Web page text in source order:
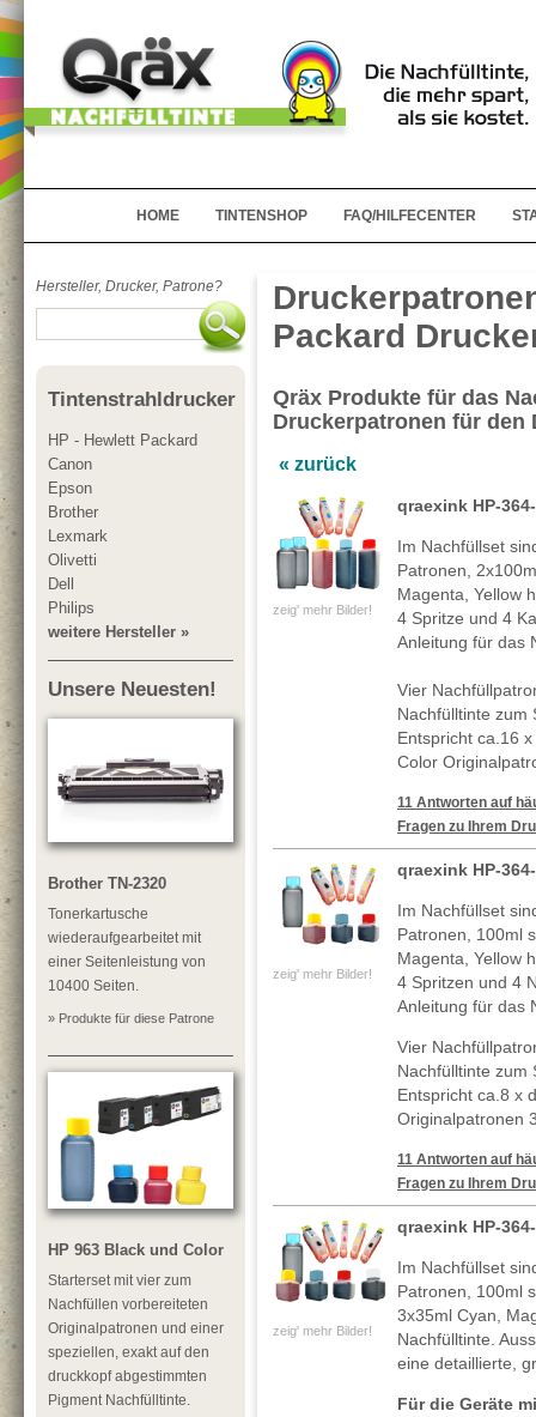
HOME TINTENSHOP FAQ/HILFECENTER
Hersteller, Drucker, Patrone?
Tintenstrahldrucker
HP - Hewlett Packard
Canon
Epson
Brother
Lexmark
Olivetti
Dell
Philips
weitere Hersteller »
Unsere Neuesten!
Brother TN-2320
Tonerkartusche
wiederaufgearbeitet mit
einer Seitenleistung von
10400 Seiten.
» Produkte für diese Patrone
HP 963 Black und Color
Starterset mit vier zum
Nachfüllen vorbereiteten
Originalpatronen und einer
speziellen, exakt auf den
druckkopf abgestimmten
Pigment Nachfülltinte.
Packard
Qräx Produkte für das
Druckerpatronen für den
« zurück
zeig' mehr Bilder!
qraexink HP-
Im Nachfüllset
Patronen,
Magenta, Yellow
4 Spritze und 4
Anleitung für das
Vier
Nachfülltinte zum
Entspricht ca.16
Color
11 Antworten auf
Fragen zu Ihrem
zeig' mehr Bilder!
qraexink HP-
Im Nachfüllset
Patronen, 100ml
Magenta, Yellow
4 Spritzen und 4
Anleitung für das
Vier
Nachfülltinte zum
Entspricht ca.8 x
Originalpatronen
11 Antworten auf
Fragen zu Ihrem
zeig' mehr Bilder!
qraexink HP-
Im Nachfüllset
Patronen, 100ml
3x35ml Cyan,
Nachfülltinte.
eine detaillierte,
Für die Geräte